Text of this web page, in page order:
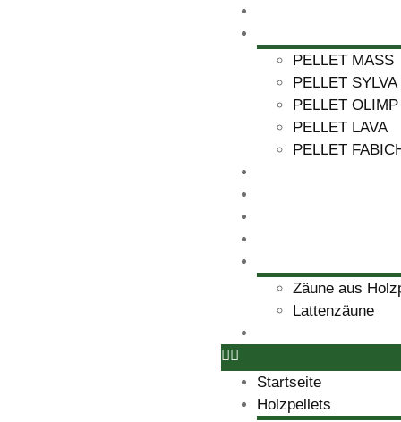
PELLET MASS
PELLET SYLVA
PELLET OLIMP
PELLET LAVA
PELLET
Zäune aus
Lattenzäune
Startseite
Holzpellets